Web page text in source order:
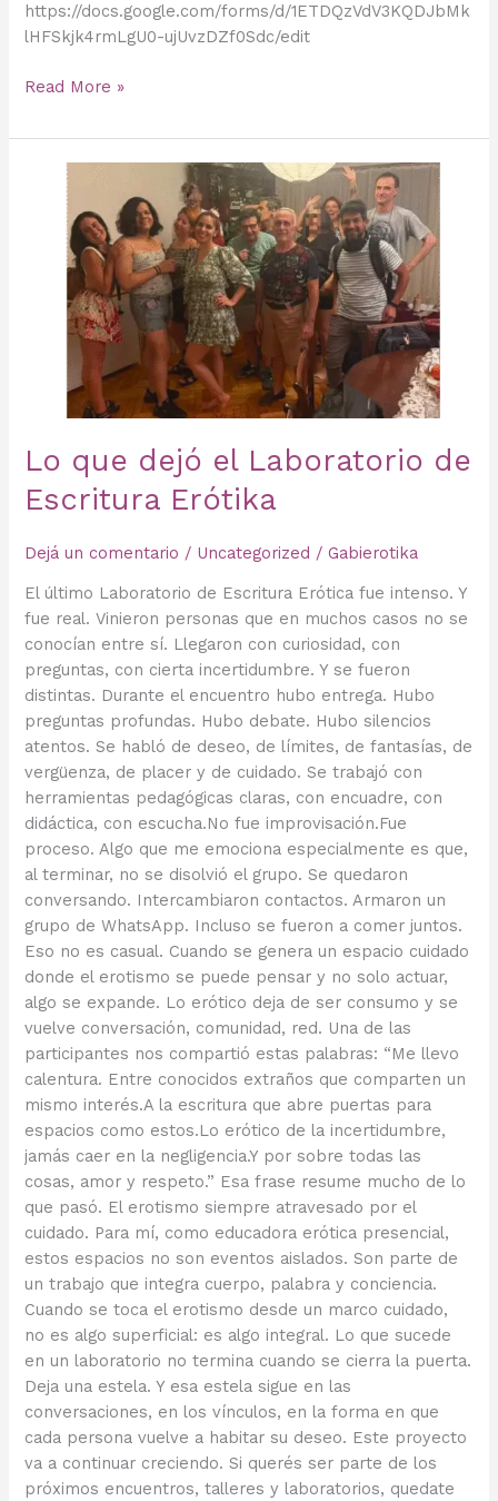
https://docs.google.com/forms/d/1ETDQzVdV3KQDJbMk
lHFSkjk4rmLgU0-ujUvzDZf0Sdc/edit
Read More »
Lo que dejó el Laboratorio de
Escritura Erótika
Dejá un comentario / Uncategorized /Gabierotika
El último Laboratorio de Escritura Erótica fue intenso. Y
fue real. Vinieron personas que en muchos casos no se
conocían entre sí. Llegaron con curiosidad, con
preguntas, con cierta incertidumbre. Y se fueron
distintas. Durante el encuentro hubo entrega. Hubo
preguntas profundas. Hubo debate. Hubo silencios
atentos. Se habló de deseo, de límites, de fantasías, de
vergüenza, de placer y de cuidado. Se trabajó con
herramientas pedagógicas claras, con encuadre, con
didáctica, con escucha.No fue improvisación.Fue
proceso. Algo que me emociona especialmente es que,
al terminar, no se disolvió el grupo. Se quedaron
conversando. Intercambiaron contactos. Armaron un
grupo de WhatsApp. Incluso se fueron a comer juntos.
Eso no es casual. Cuando se genera un espacio cuidado
donde el erotismo se puede pensar y no solo actuar,
algo se expande. Lo erótico deja de ser consumo y se
vuelve conversación, comunidad, red. Una de las
participantes nos compartió estas palabras: “Me llevo
calentura. Entre conocidos extraños que comparten un
mismo interés.A la escritura que abre puertas para
espacios como estos.Lo erótico de la incertidumbre,
jamás caer en la negligencia.Y por sobre todas las
cosas, amor y respeto.” Esa frase resume mucho de lo
que pasó. El erotismo siempre atravesado por el
cuidado. Para mí, como educadora erótica presencial,
estos espacios no son eventos aislados. Son parte de
un trabajo que integra cuerpo, palabra y conciencia.
Cuando se toca el erotismo desde un marco cuidado,
no es algo superficial: es algo integral. Lo que sucede
en un laboratorio no termina cuando se cierra la puerta.
Deja una estela. Y esa estela sigue en las
conversaciones, en los vínculos, en la forma en que
cada persona vuelve a habitar su deseo. Este proyecto
va a continuar creciendo. Si querés ser parte de los
próximos encuentros, talleres y laboratorios, quedate
Laboratorio
Escritura